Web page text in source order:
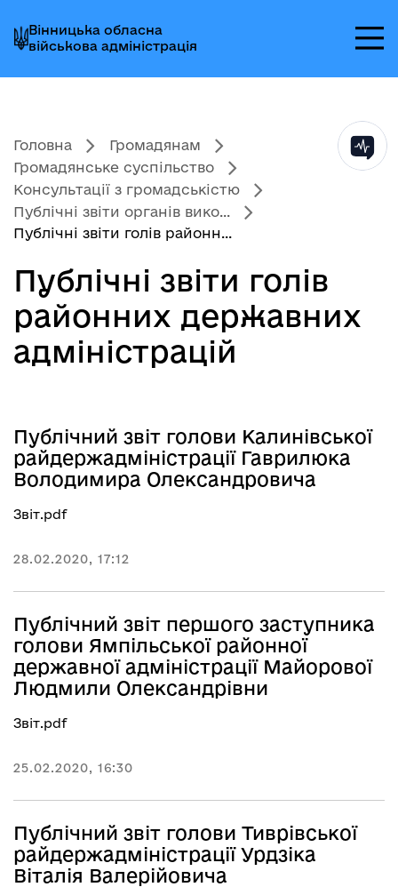
до
головного
меню
до
головного
вмісту
до
головного
колонтитула
Вінницька обласна
військова адміністрація
Головна
Громадянам
Громадянське суспільство
Консультації з громадськістю
Публічні звіти органів вико...
Публічні звіти голів районн...
Публічні звіти голів
районних державних
адміністрацій
Публічний звіт голови Калинівської
райдержадміністрації Гаврилюка
Володимира Олександровича
Звіт.pdf
28.02.2020, 17:12
Публічний звіт першого заступника
голови Ямпільської районної
державної адміністрації Майорової
Людмили Олександрівни
Звіт.pdf
25.02.2020, 16:30
Публічний звіт голови Тиврівської
райдержадміністрації Урдзіка
Віталія Валерійовича